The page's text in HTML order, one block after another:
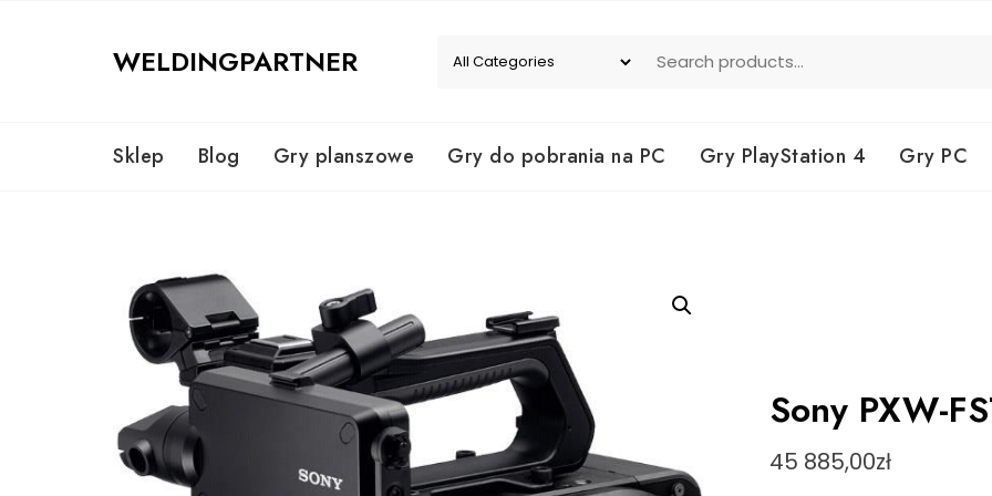
WELDINGPARTNER
Sklep Blog Gry planszowe Gry do pobrania na PC Gry PlayStation 4 Gry PC
Sony PXW-
45 885,00zł